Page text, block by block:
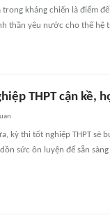
trong kháng chiến là điểm
thần yêu nước cho thế hệ
THPT cận kề,
kỳ thi tốt nghiệp THPT sẽ
sức ôn luyện để sẵn